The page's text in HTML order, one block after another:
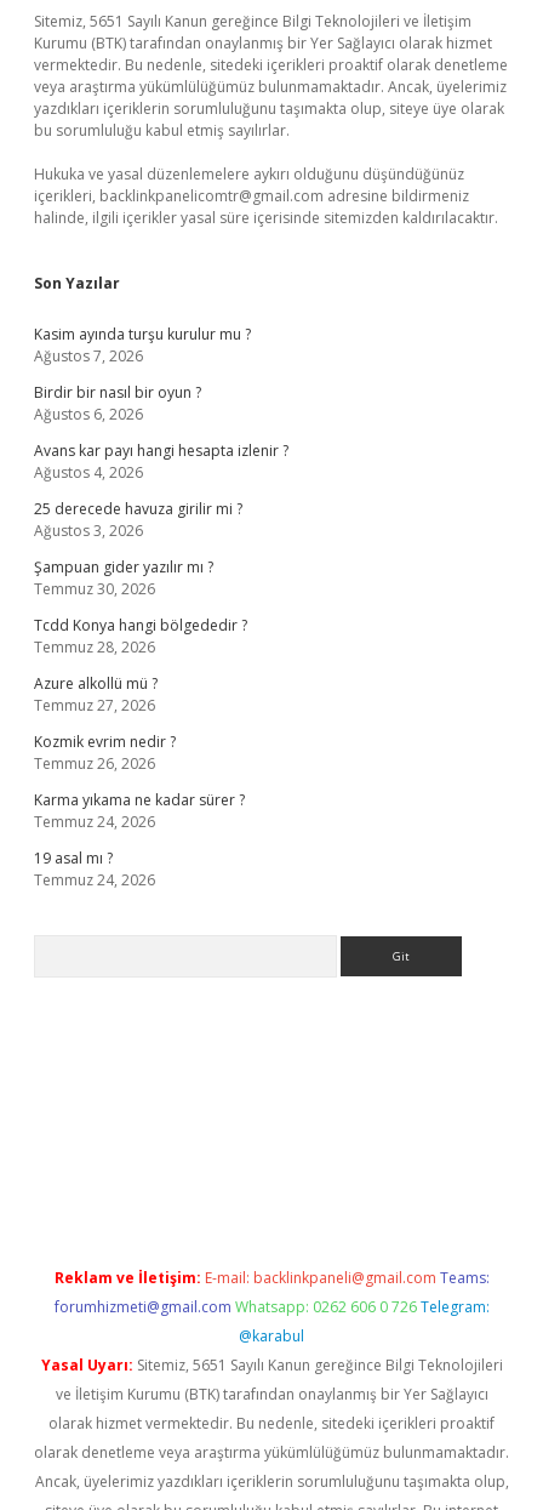
Sitemiz, 5651 Sayılı Kanun gereğince Bilgi Teknolojileri ve İletişim
Kurumu (BTK) tarafından onaylanmış bir Yer Sağlayıcı olarak hizmet
vermektedir. Bu nedenle, sitedeki içerikleri proaktif olarak denetleme
veya araştırma yükümlülüğümüz bulunmamaktadır. Ancak, üyelerimiz
yazdıkları içeriklerin sorumluluğunu taşımakta olup, siteye üye olarak
bu sorumluluğu kabul etmiş sayılırlar.
Hukuka ve yasal düzenlemelere aykırı olduğunu düşündüğünüz
içerikleri, backlinkpanelicomtr@gmail.com adresine bildirmeniz
halinde, ilgili içerikler yasal süre içerisinde sitemizden kaldırılacaktır.
Son Yazılar
Kasim ayında turşu kurulur mu ?
Ağustos 7, 2026
Birdir bir nasıl bir oyun ?
Ağustos 6, 2026
Avans kar payı hangi hesapta izlenir ?
Ağustos 4, 2026
25 derecede havuza girilir mi ?
Ağustos 3, 2026
Şampuan gider yazılır mı ?
Temmuz 30, 2026
Tcdd Konya hangi bölgededir ?
Temmuz 28, 2026
Azure alkollü mü ?
Temmuz 27, 2026
Kozmik evrim nedir ?
Temmuz 26, 2026
Karma yıkama ne kadar sürer ?
Temmuz 24, 2026
19 asal mı ?
Temmuz 24, 2026
Reklam ve İletişim: E-mail: backlinkpaneli@gmail.com Teams:
forumhizmeti@gmail.com Whatsapp: 0262 606 0 726 Telegram:
@karabul
Yasal Uyarı: Sitemiz, 5651 Sayılı Kanun gereğince Bilgi Teknolojileri
ve İletişim Kurumu (BTK) tarafından onaylanmış bir Yer Sağlayıcı
olarak hizmet vermektedir. Bu nedenle, sitedeki içerikleri proaktif
olarak denetleme veya araştırma yükümlülüğümüz bulunmamaktadır.
Ancak, üyelerimiz yazdıkları içeriklerin sorumluluğunu taşımakta olup,